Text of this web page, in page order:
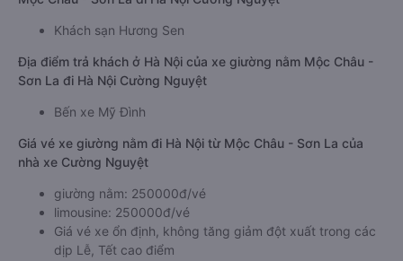
Khách sạn Hương Sen
Địa điểm trả khách ở Hà Nội của xe giường nằm Mộc Châu -
Sơn La đi Hà Nội Cường Nguyệt
Bến xe Mỹ Đình
Giá vé xe giường nằm đi Hà Nội từ Mộc Châu - Sơn La của
nhà xe Cường Nguyệt
giường nằm: 250000đ/vé
limousine: 250000đ/vé
Giá vé xe ổn định, không tăng giảm đột xuất trong các
dịp Lễ, Tết cao điểm